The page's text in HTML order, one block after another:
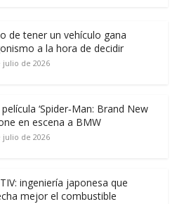
de tener un vehículo gana
a la hora de decidir
julio de 2026
‘Spider‑Man: Brand New
en escena a BMW
julio de 2026
ingeniería japonesa que
mejor el combustible